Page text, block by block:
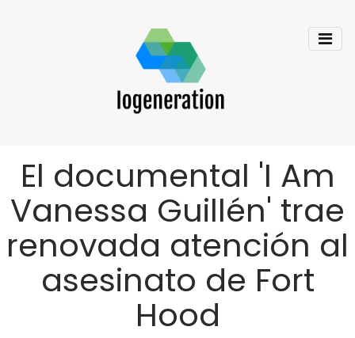
El documental 'I Am
Vanessa Guillén' trae
renovada atención al
asesinato de Fort
Hood